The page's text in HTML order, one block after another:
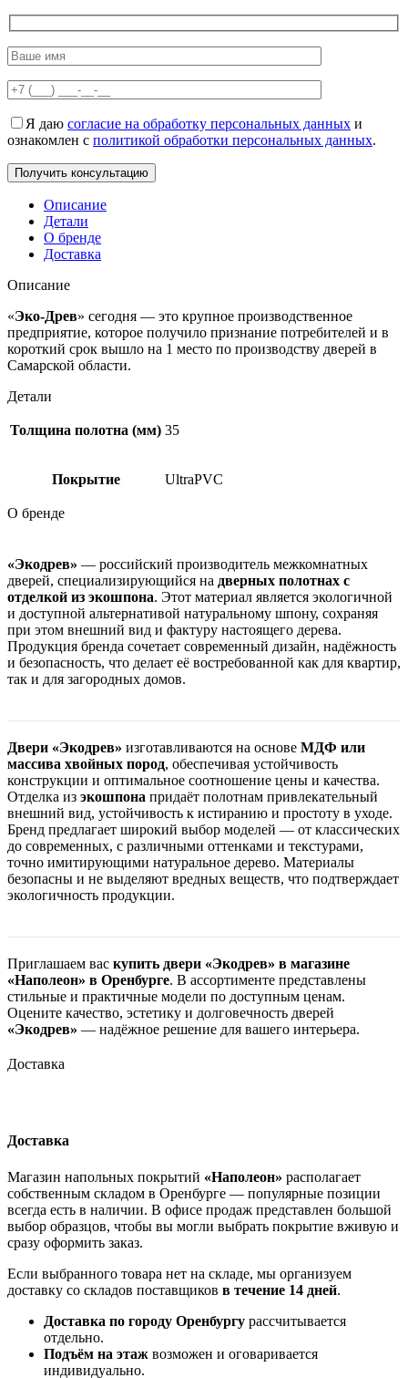
Я даю согласие на обработку персональных данных и
ознакомлен с политикой обработки персональных данных.
Описание
Детали
О бренде
Доставка
Описание
«Эко-Древ» сегодня — это крупное производственное
предприятие, которое получило признание потребителей и в
короткий срок вышло на 1 место по производству дверей в
Самарской области.
Детали
Толщина полотна (мм) 35
Покрытие UltraPVC
О бренде
«Экодрев» — российский производитель межкомнатных
дверей, специализирующийся на дверных полотнах с
отделкой из экошпона. Этот материал является экологичной
и доступной альтернативой натуральному шпону, сохраняя
при этом внешний вид и фактуру настоящего дерева.
Продукция бренда сочетает современный дизайн, надёжность
и безопасность, что делает её востребованной как для квартир,
так и для загородных домов.
Двери «Экодрев» изготавливаются на основе МДФ или
массива хвойных пород, обеспечивая устойчивость
конструкции и оптимальное соотношение цены и качества.
Отделка из экошпона придаёт полотнам привлекательный
внешний вид, устойчивость к истиранию и простоту в уходе.
Бренд предлагает широкий выбор моделей — от классических
до современных, с различными оттенками и текстурами,
точно имитирующими натуральное дерево. Материалы
безопасны и не выделяют вредных веществ, что подтверждает
экологичность продукции.
Приглашаем вас купить двери «Экодрев» в магазине
«Наполеон» в Оренбурге. В ассортименте представлены
стильные и практичные модели по доступным ценам.
Оцените качество, эстетику и долговечность дверей
«Экодрев» — надёжное решение для вашего интерьера.
Доставка
Доставка
Магазин напольных покрытий «Наполеон» располагает
собственным складом в Оренбурге — популярные позиции
всегда есть в наличии. В офисе продаж представлен большой
выбор образцов, чтобы вы могли выбрать покрытие вживую и
сразу оформить заказ.
Если выбранного товара нет на складе, мы организуем
доставку со складов поставщиков в течение 14 дней.
Доставка по городу Оренбургу рассчитывается
отдельно.
Подъём на этаж возможен и оговаривается
индивидуально.